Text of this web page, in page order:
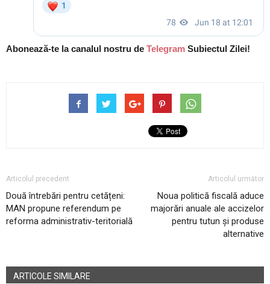
Abonează-te la canalul nostru de Telegram Subiectul Zilei!
Articolul precedent
Două întrebări pentru cetățeni:
MAN propune referendum pe
reforma administrativ-teritorială
Articolul următor
Noua politică fiscală aduce
majorări anuale ale accizelor
pentru tutun și produse
alternative
ARTICOLE SIMILARE